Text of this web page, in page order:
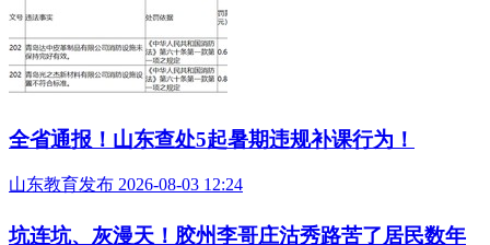
全省通报！山东查处5起暑期违规补课行为！
山东教育发布 2026-08-03 12:24
坑连坑、灰漫天！胶州李哥庄沽秀路苦了居民数年